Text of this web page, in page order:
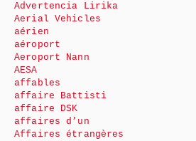
Advertencia Lirika
Aerial Vehicles
aérien
aéroport
Aeroport Nann
AESA
affables
affaire Battisti
affaire DSK
affaires d’un
Affaires étrangères